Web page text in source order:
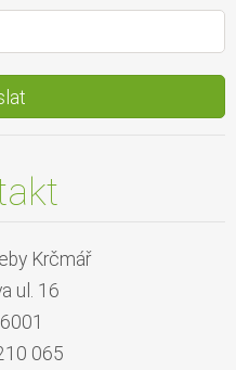
Krčmář
ul. 16
065